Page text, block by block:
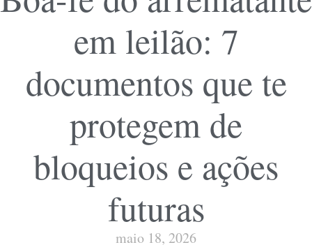
em leilão: 7
documentos que te
protegem de
bloqueios e ações
futuras
maio 18, 2026